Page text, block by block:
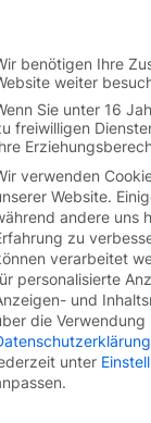
You are currently
benötigen Ihre
weiter
Sie unter 16
freiwilligen
verwenden
Website.
andere uns
zu
verarbeitet
personalisierte
und
die
unter